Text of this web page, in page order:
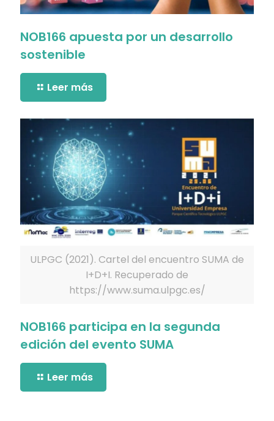
NOB166 apuesta por un desarrollo
sostenible
Leer más
ULPGC (2021). Cartel del encuentro SUMA de
I+D+I. Recuperado de
https://www.suma.ulpgc.es/
NOB166 participa en la segunda
edición del evento SUMA
Leer más